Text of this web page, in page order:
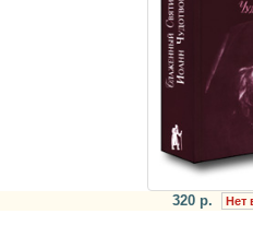
320 р. Нет